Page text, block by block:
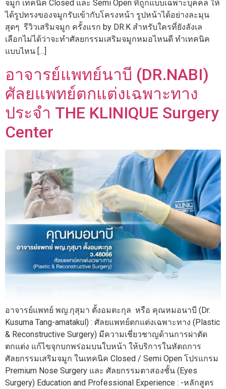
จมูก เทคนิค Closed และ Semi Open ที่ถูกแบบเฉพาะบุคคล ให้
ได้รูปทรงของจมูกรับเข้ากับโครงหน้า รูปหน้าได้อย่างละมุน
สุดๆ รีวิวเสริมจมูก ครั้งแรก by DR.K สำหรับใครที่ยังลังเล
เลือกไม่ได้ว่าจะทำศัลยกรรมเสริมจมูกหมอไหนดี ทำเทคนิค
แบบไหน […]
อาจารย์แพทย์นาบี (DR.NABI)
ศัลยแพทย์ตกแต่งเฉพาะทาง
ประจำ THE KLINIQUE Surgery
Center
อาจารย์แพทย์ พญ.กุสุมา ตั้งอมตะกุล หรือ คุณหมอนาบี (Dr.
Kusuma Tang-amatakul) : ศัลยแพทย์ตกแต่งเฉพาะทาง (Plastic
& Reconstructive Surgery) มีความเชี่ยวชาญด้านการผ่าตัด
ตกแต่ง แก้ไขจุกบกพร่อมบนใบหน้า ให้บริการในหัตถการ
ศัลยกรรมเสริมจมูก ในเทคนิค Closed / Semi Open โปรแกรม
Premium Nose Surgery และ ศัลยกรรมตาสองชั้น (Eyes
Surgery) Education and Professional Experience : -หลักสูตร